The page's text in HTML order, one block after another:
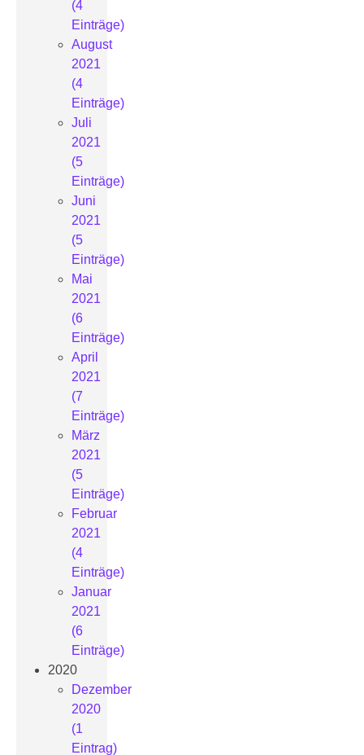
(4
Einträge)
August
2021
(4
Einträge)
Juli
2021
(5
Einträge)
Juni
2021
(5
Einträge)
Mai
2021
(6
Einträge)
April
2021
(7
Einträge)
März
2021
(5
Einträge)
Februar
2021
(4
Einträge)
Januar
2021
(6
Einträge)
2020
Dezember
2020
(1
Eintrag)